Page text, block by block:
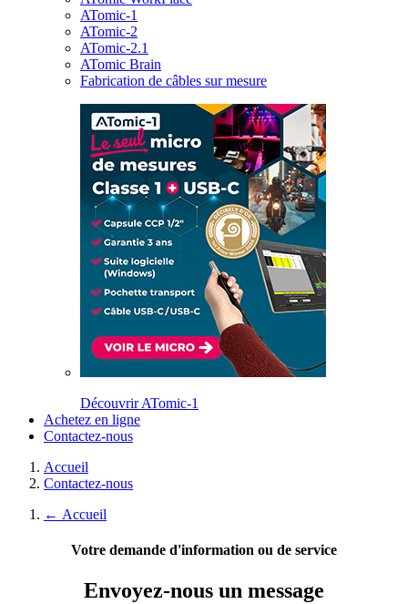
ATomic-1
ATomic-2
ATomic-2.1
ATomic Brain
Fabrication de câbles sur mesure
Découvrir ATomic-1
Achetez en ligne
Contactez-nous
Accueil
Contactez-nous
← Accueil
Votre demande d'information ou de service
Envoyez-nous un message